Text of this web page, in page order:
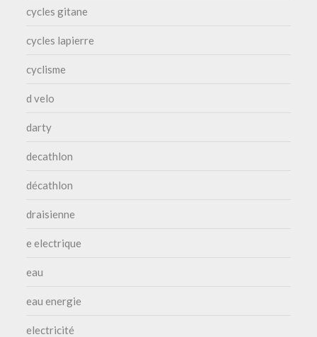
cycles gitane
cycles lapierre
cyclisme
d velo
darty
decathlon
décathlon
draisienne
e electrique
eau
eau energie
electricité